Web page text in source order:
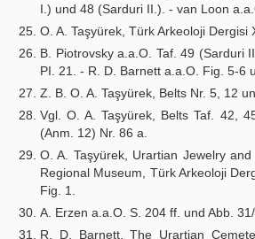
I.) und 48 (Sarduri II.). - van Loon
O. A. Taşyürek, Türk Arkeoloji Dergisi
B. Piotrovsky a.a.O. Taf. 49 (Sarduri
PI. 21. - R. D. Barnett a.a.O. Fig. 5-6
Z. B. O. A. Taşyürek, Belts Nr. 5, 12
Vgl. O. A. Taşyürek, Belts Taf. 42,
(Anm. 12) Nr. 86 a.
O. A. Taşyürek, Urartian Jewelry
Regional Museum, Türk Arkeoloji
Fig. 1.
A. Erzen a.a.O. S. 204 ff. und Abb. 31/
R. D. Barnett, The Urartian